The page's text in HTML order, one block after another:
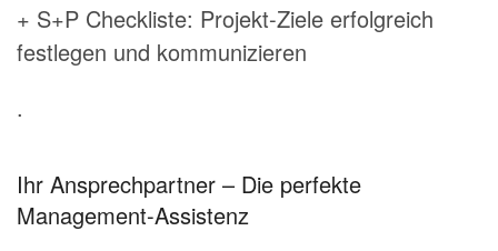
+ S+P Checkliste: Projekt-Ziele erfolgreich
festlegen und kommunizieren
.
Ihr Ansprechpartner – Die perfekte
Management-Assistenz